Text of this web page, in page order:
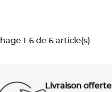
1-6 de 6 article(s)
Livraison offerte